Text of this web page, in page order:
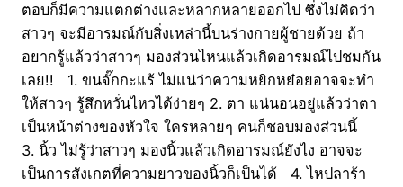
ตอบก็มีความแตกต่างและหลากหลายออกไป ซึ่งไม่คิดว่า
สาวๆ จะมีอารมณ์กับสิ่งเหล่านี้บนร่างกายผู้ชายด้วย ถ้า
อยากรู้แล้วว่าสาวๆ มองส่วนไหนแล้วเกิดอารมณ์ไปชมกัน
เลย!! 1. ขนจั๊กกะแร้ ไม่แน่ว่าความหยิกหย๋อยอาจจะทำ
ให้สาวๆ รู้สึกหวั่นไหวได้ง่ายๆ 2. ตา แน่นอนอยู่แล้วว่าตา
เป็นหน้าต่างของหัวใจ ใครหลายๆ คนก็ชอบมองส่วนนี้
3. นิ้ว ไม่รู้ว่าสาวๆ มองนิ้วแล้วเกิดอารมณ์ยังไง อาจจะ
เป็นการสังเกตที่ความยาวของนิ้วก็เป็นได้ 4. ไหปลาร้า